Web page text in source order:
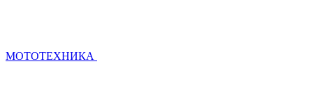
МОТОТЕХНИКА